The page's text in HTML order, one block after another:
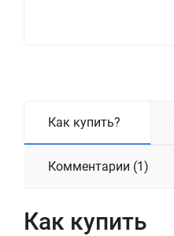
Как купить?
Комментарии (1)
Как купить